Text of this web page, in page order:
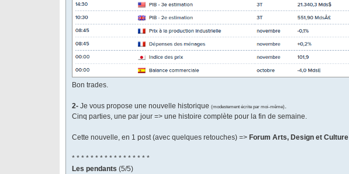
Bon trades.
2- Je vous propose une nouvelle historique (modestement écrite par moi-même).
Cinq parties, une par jour => une histoire complète pour la fin de semaine.
Cette nouvelle, en 1 post (avec quelques retouches) => Forum Arts, Design et Culture
* * * * * * * * * * * * * * * * *
Les pendants (5/5)